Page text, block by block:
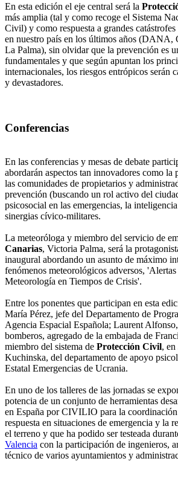
En esta edición el eje central será la
más amplia (tal y como recoge el Sistema
Civil) y como respuesta a grandes
en nuestro país en los últimos años
La Palma), sin olvidar que la prevención es
fundamentales y que según apuntan los
internacionales, los riesgos entrópicos serán
y devastadores.
Conferencias
En las conferencias y mesas de debate
abordarán aspectos tan innovadores como la
las comunidades de propietarios y
prevención (buscando un rol activo del
psicosocial en las emergencias, la
sinergias cívico-militares.
La meteoróloga y miembro del servicio de
Canarias, Victoria Palma, será la
inaugural abordando un asunto de máximo
fenómenos meteorológicos adversos,
Meteorología en Tiempos de Crisis'.
Entre los ponentes que participan en esta
María Pérez, jefe del Departamento de
Agencia Espacial Española; Laurent
bomberos, agregado de la embajada de
miembro del sistema de Protección Civil, en
Kuchinska, del departamento de apoyo
Estatal Emergencias de Ucrania.
En uno de los talleres de las jornadas se
potencia de un conjunto de herramientas
en España por CIVILIO para la
respuesta en situaciones de emergencia y la
el terreno y que ha podido ser testeada
Valencia con la participación de ingenieros,
técnico de varios ayuntamientos y